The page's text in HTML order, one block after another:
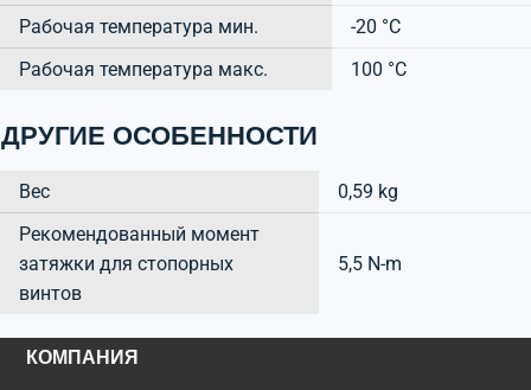
Рабочая температура мин.
-20 °C
Рабочая температура макс.
100 °C
ДРУГИЕ ОСОБЕННОСТИ
Вес
0,59 kg
Рекомендованный момент
затяжки для стопорных
винтов
5,5 N-m
КОМПАНИЯ